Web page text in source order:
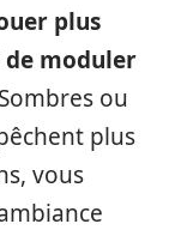
plus
de moduler
Sombres ou
plus
vous